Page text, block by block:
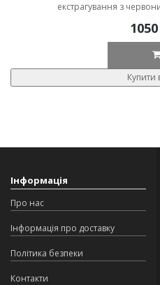
екстрагування з
Купити
Інформація
Про нас
Інформація про доставку
Політика безпеки
Контакти